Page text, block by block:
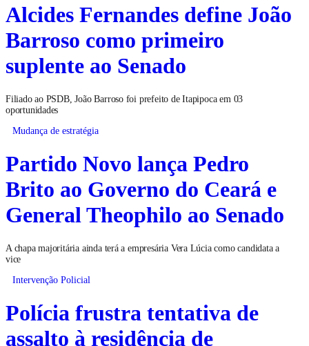
Alcides Fernandes define João
Barroso como primeiro
suplente ao Senado
Filiado ao PSDB, João Barroso foi prefeito de Itapipoca em 03
oportunidades
Mudança de estratégia
Partido Novo lança Pedro
Brito ao Governo do Ceará e
General Theophilo ao Senado
A chapa majoritária ainda terá a empresária Vera Lúcia como candidata a
vice
Intervenção Policial
Polícia frustra tentativa de
assalto à residência de